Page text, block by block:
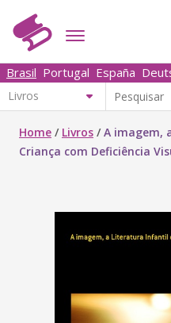
Brasil Portugal España
Home / Livros /A imagem,
Criança com Deficiência